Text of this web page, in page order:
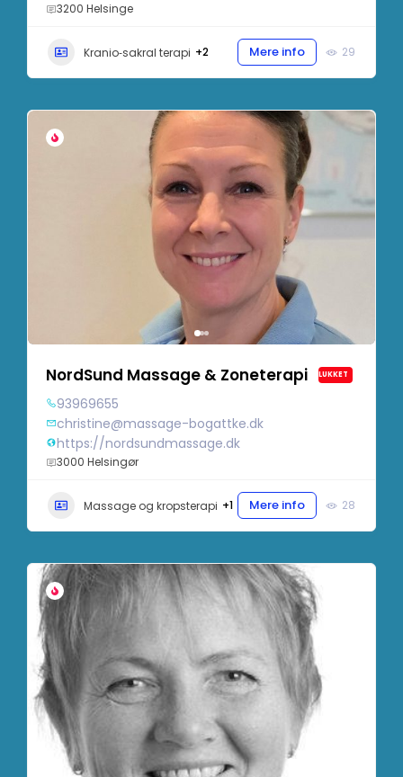
3200 Helsinge
Kranio‑sakral terapi +2 Mere info 29
NordSund Massage & Zoneterapi LUKKET
93969655
christine@massage-bogattke.dk
https://nordsundmassage.dk
3000 Helsingør
Massage og kropsterapi +1 Mere info 28